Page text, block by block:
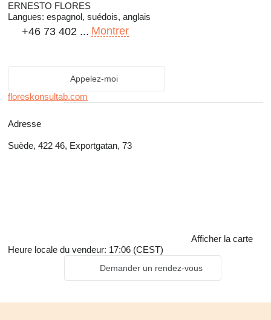
ERNESTO FLORES
Langues: espagnol, suédois, anglais
+46 73 402 ... Montrer
Appelez-moi
floreskonsultab.com
Adresse
Suède, 422 46, Exportgatan, 73
Afficher la carte
Heure locale du vendeur: 17:06 (CEST)
Demander un rendez-vous